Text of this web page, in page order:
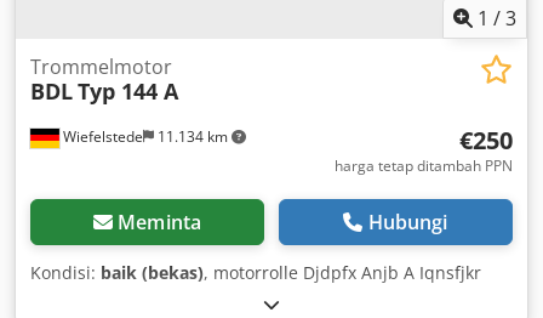
1 /3
Wiefelstede 11.134 km
Trommelmotor
BDLTyp 144 A
€250
harga tetap ditambah PPN
Meminta Hubungi
Kondisi: baik (bekas), motorrolle Djdpfx Anjb A Iqnsfjkr